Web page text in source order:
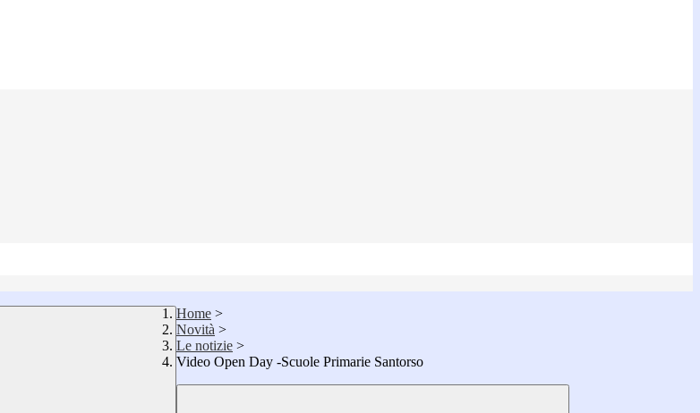
Home >
Novità >
Le notizie >
Video Open Day -Scuole Primarie Santorso